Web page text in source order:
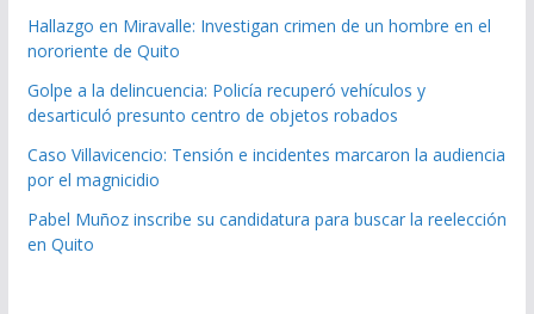
Hallazgo en Miravalle: Investigan crimen de un hombre en el
nororiente de Quito
Golpe a la delincuencia: Policía recuperó vehículos y
desarticuló presunto centro de objetos robados
Caso Villavicencio: Tensión e incidentes marcaron la audiencia
por el magnicidio
Pabel Muñoz inscribe su candidatura para buscar la reelección
en Quito